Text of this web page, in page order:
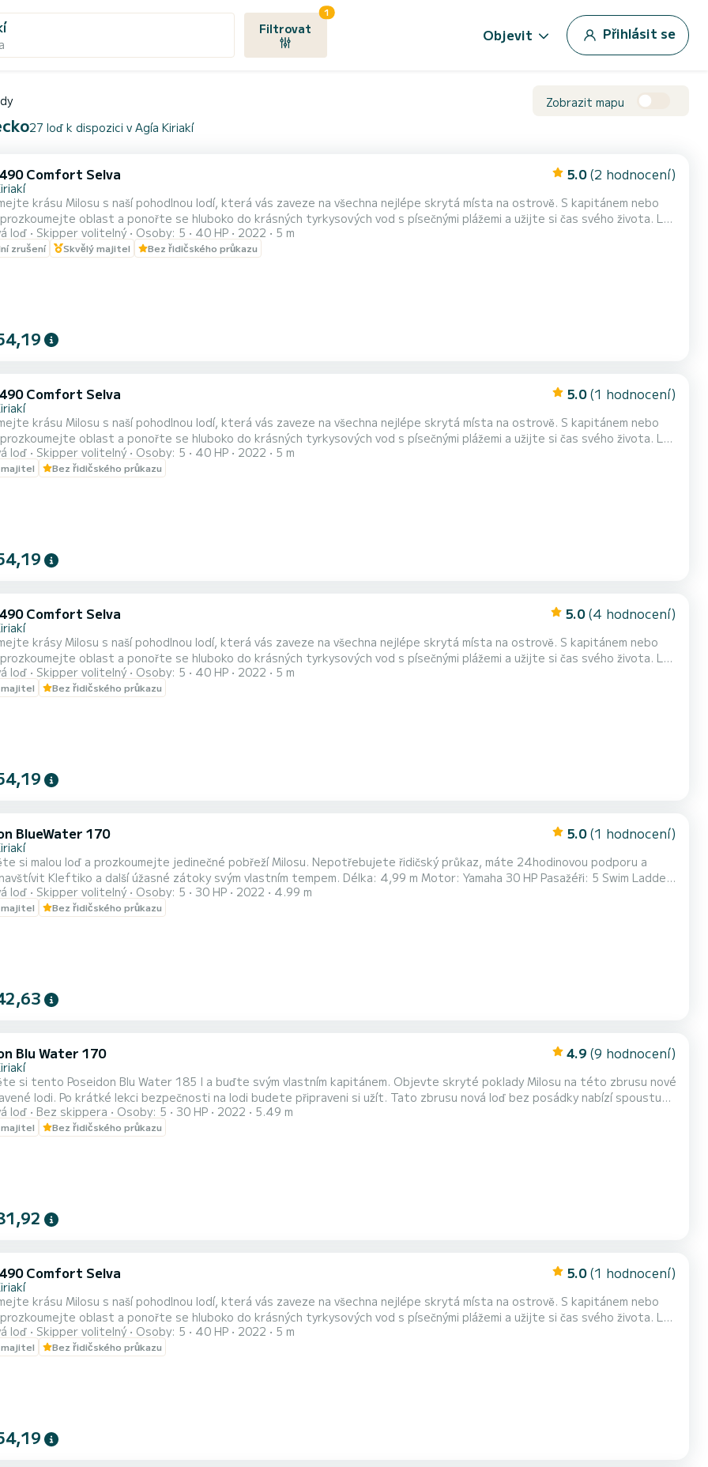
Filtrovat
1
Objevit Přihlásit se
Zobrazit mapu
27 loď k dispozici v Agía Kiriakí
Comfort Selva 5.0 (2 hodnocení)
krásu Milosu s naší pohodlnou lodí, která vás zaveze na všechna nejlépe skrytá místa na ostrově. S kapitánem nebo
oblast a ponořte se hluboko do krásných tyrkysových vod s písečnými plážemi a užijte si čas svého života. Loď
licenci, ale pokud potřebujete kapitána, můžeme vám ho nabídnout na vyžádání za příplatek. Vybavení – Vlastnosti
loď Skipper volitelný Osoby: 5 40 HP 2022 5 m
zrušení Skvělý majitel Bez řidičského průkazu
Comfort Selva 5.0 (1 hodnocení)
krásu Milosu s naší pohodlnou lodí, která vás zaveze na všechna nejlépe skrytá místa na ostrově. S kapitánem nebo
oblast a ponořte se hluboko do krásných tyrkysových vod s písečnými plážemi a užijte si čas svého života. Loď
licenci, ale pokud potřebujete kapitána, můžeme vám ho nabídnout na vyžádání za příplatek. Vybavení – Vlastnosti
loď Skipper volitelný Osoby: 5 40 HP 2022 5 m
Bez řidičského průkazu
Comfort Selva 5.0 (4 hodnocení)
krásy Milosu s naší pohodlnou lodí, která vás zaveze na všechna nejlépe skrytá místa na ostrově. S kapitánem nebo
oblast a ponořte se hluboko do krásných tyrkysových vod s písečnými plážemi a užijte si čas svého života. Loď
licenci, ale pokud potřebujete kapitána, můžeme vám ho nabídnout na vyžádání za příplatek. Vybavení – Vlastnosti
loď Skipper volitelný Osoby: 5 40 HP 2022 5 m
Bez řidičského průkazu
BlueWater 170 5.0 (1 hodnocení)
si malou loď a prozkoumejte jedinečné pobřeží Milosu. Nepotřebujete řidičský průkaz, máte 24hodinovou podporu a
Kleftiko a další úžasné zátoky svým vlastním tempem. Délka: 4,99 m Motor: Yamaha 30 HP Pasažéři: 5 Swim Ladder
polštáře Není nutná licence Rádio-mp3 záchranné vesty Druhý motor 4 hp GPS sledovací zařízení
loď Skipper volitelný Osoby: 5 30 HP 2022 4.99 m
Bez řidičského průkazu
Blu Water 170 4.9 (9 hodnocení)
si tento Poseidon Blu Water 185 I a buďte svým vlastním kapitánem. Objevte skryté poklady Milosu na této zbrusu nové
lodi. Po krátké lekci bezpečnosti na lodi budete připraveni si užít. Tato zbrusu nová loď bez posádky nabízí spoustu
SEBEJÍZDNÉ TURY - NEVYŽADUJE SE LICENCE (Ceny níže NEZAHŔŇAJÍ: Skipper & Palivo)
loď Bez skippera Osoby: 5 30 HP 2022 5.49 m
Bez řidičského průkazu
Comfort Selva 5.0 (1 hodnocení)
krásu Milosu s naší pohodlnou lodí, která vás zaveze na všechna nejlépe skrytá místa na ostrově. S kapitánem nebo
oblast a ponořte se hluboko do krásných tyrkysových vod s písečnými plážemi a užijte si čas svého života. Loď
licenci, ale pokud potřebujete kapitána, můžeme vám ho nabídnout na vyžádání za příplatek. Vybavení – Vlastnosti
loď Skipper volitelný Osoby: 5 40 HP 2022 5 m
Bez řidičského průkazu